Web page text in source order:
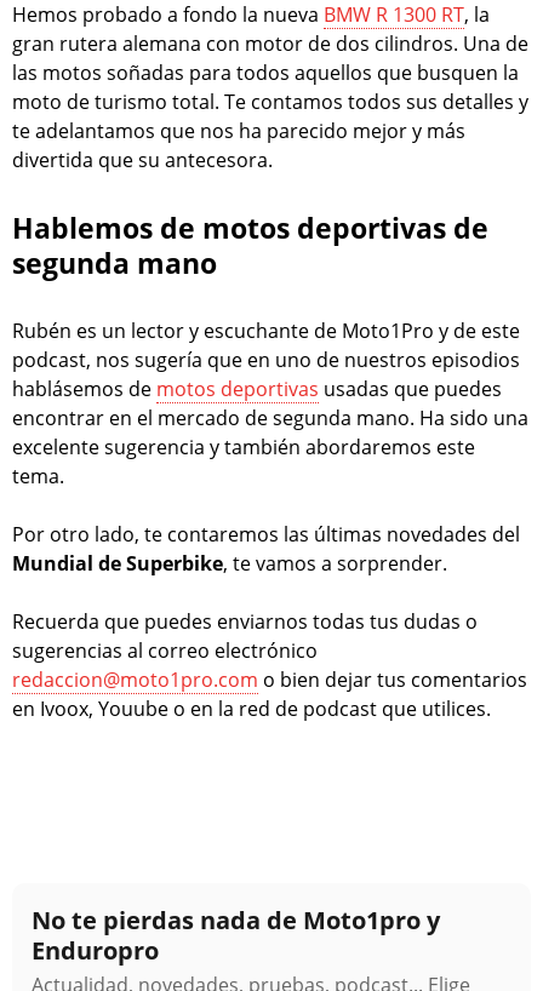
Hemos probado a fondo la nueva BMW R 1300 RT, la
gran rutera alemana con motor de dos cilindros. Una de
las motos soñadas para todos aquellos que busquen la
moto de turismo total. Te contamos todos sus detalles y
te adelantamos que nos ha parecido mejor y más
divertida que su antecesora.
Hablemos de motos deportivas de
segunda mano
Rubén es un lector y escuchante de Moto1Pro y de este
podcast, nos sugería que en uno de nuestros episodios
hablásemos de motos deportivas usadas que puedes
encontrar en el mercado de segunda mano. Ha sido una
excelente sugerencia y también abordaremos este
tema.
Por otro lado, te contaremos las últimas novedades del
Mundial de Superbike, te vamos a sorprender.
Recuerda que puedes enviarnos todas tus dudas o
sugerencias al correo electrónico
redaccion@moto1pro.com o bien dejar tus comentarios
en Ivoox, Youube o en la red de podcast que utilices.
No te pierdas nada de Moto1pro y
Enduropro
Actualidad, novedades, pruebas, podcast... Elige